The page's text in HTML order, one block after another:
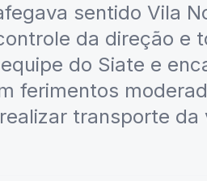
sentido Vila
da direção e
do Siate e
ferimentos
transporte